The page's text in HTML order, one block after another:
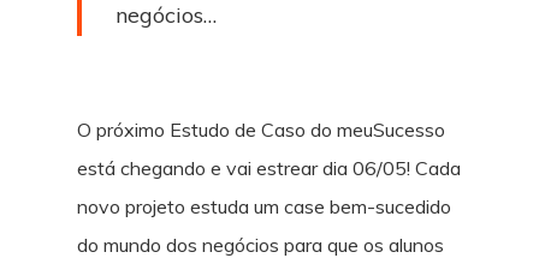
negócios…
O próximo Estudo de Caso do meuSucesso
está chegando e vai estrear dia 06/05! Cada
novo projeto estuda um case bem-sucedido
do mundo dos negócios para que os alunos